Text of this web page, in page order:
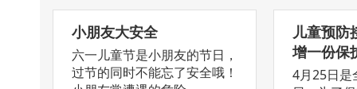
小朋友大安全
六一儿童节是小朋友的节日，
过节的同时不能忘了安全哦！
儿童预防
增一份保
4月25日是